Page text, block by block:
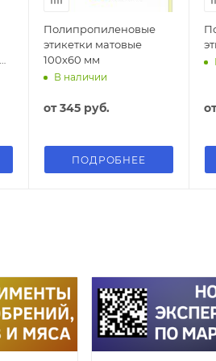
Полипропиленовые
этикетки матовые
100х60 мм
В наличии
от345 руб.
ПОДРОБНЕЕ